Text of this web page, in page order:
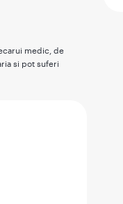
medic, de
si pot suferi